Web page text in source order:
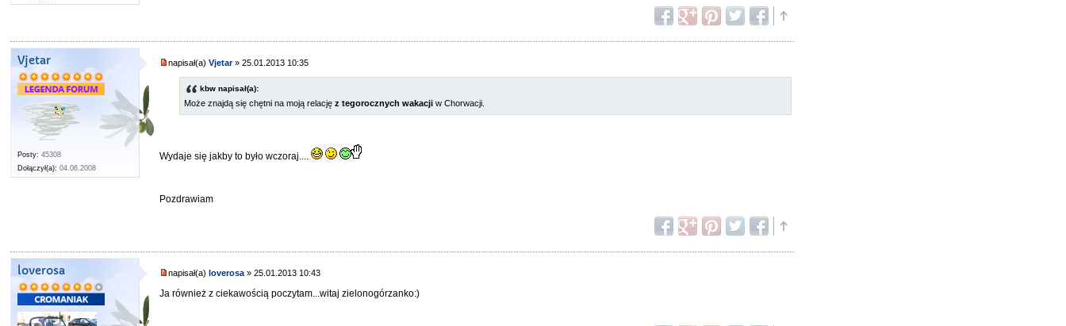
Vjetar
Posty: 45308
Dołączył(a): 04.06.2008
napisał(a)Vjetar» 25.01.2013 10:35
kbw napisał(a):
Może znajdą się chętni na moją relacjęz tegorocznych wakacji w Chorwacji.
Wydaje się jakby to było wczoraj....
Pozdrawiam
loverosa napisał(a)loverosa » 25.01.2013 10:43
Ja również z ciekawością poczytam...witaj zielonogórzanko:)